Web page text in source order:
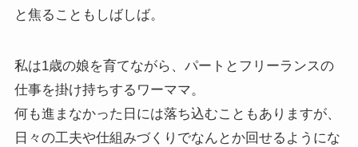
と焦ることもしばしば。
私は1歳の娘を育てながら、パートとフリーランスの
仕事を掛け持ちするワーママ。
何も進まなかった日には落ち込むこともありますが、
日々の工夫や仕組みづくりでなんとか回せるようにな